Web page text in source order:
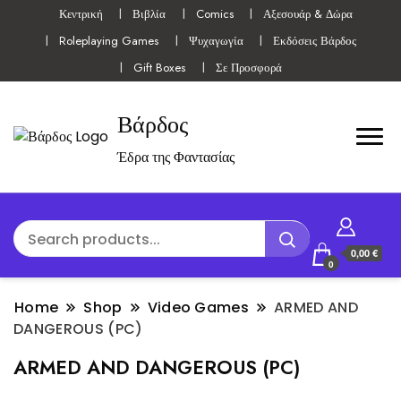
Κεντρική Βιβλία Comics
Αξεσουάρ & Δώρα
Roleplaying Games
Ψυχαγωγία
Εκδόσεις Βάρδος
Gift Boxes
Σε Προσφορά
Βάρδος
Έδρα της Φαντασίας
0
0,00 €
Home Shop Video Games
ARMED AND
DANGEROUS (PC)
ARMED AND DANGEROUS (PC)